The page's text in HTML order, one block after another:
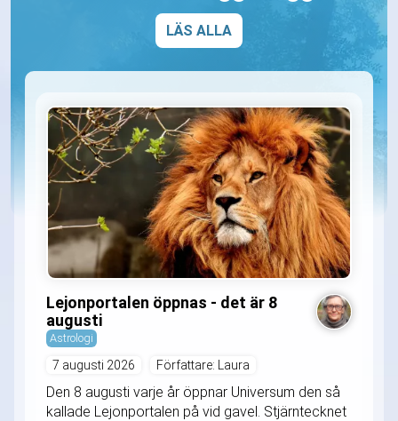
LÄS ALLA
Lejonportalen öppnas - det är 8
augusti
Astrologi
7 augusti 2026 Författare: Laura
Den 8 augusti varje år öppnar Universum den så
kallade Lejonportalen på vid gavel. Stjärntecknet